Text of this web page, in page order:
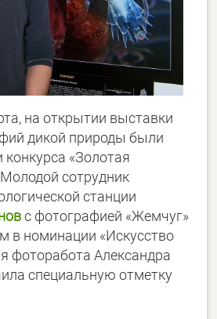
на открытии выставки
дикой природы были
конкурса «Золотая
сотрудник
станции
с фотографией «Жемчуг»
в номинации «Искусство
фоторабота Александра
специальную отметку